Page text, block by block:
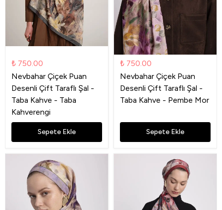
₺ 750.00
Nevbahar Çiçek Puan
Desenli Çift Taraflı Şal -
Taba Kahve - Taba
Kahverengi
Sepete Ekle
₺ 750.00
Nevbahar Çiçek Puan
Desenli Çift Taraflı Şal -
Taba Kahve - Pembe Mor
Sepete Ekle